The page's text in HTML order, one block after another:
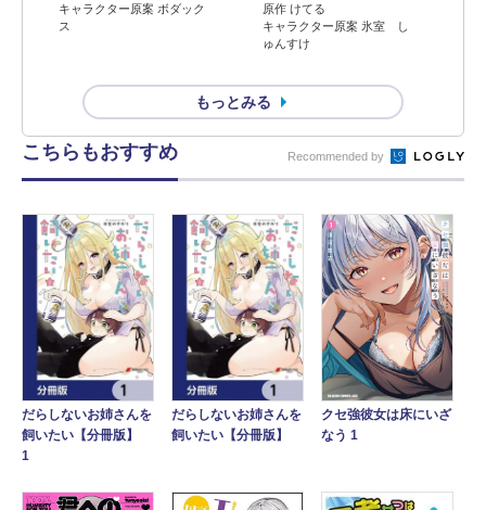
キャラクター原案 ボダック
ス
原作 けてる
キャラクター原案 氷室 し
ゅんすけ
もっとみる
こちらもおすすめ Recommended by
だらしないお姉さんを
飼いたい【分冊版】
1
だらしないお姉さんを
飼いたい【分冊版】
クセ強彼女は床にいざ
なう 1